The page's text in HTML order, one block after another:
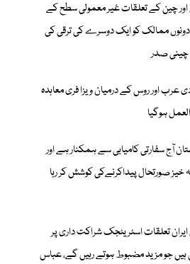
چین کے تعلقات غیر معمولی سطح کے
دونوں ممالک کو ایک دوسرے کی ترقی کی
چینی صدر
عرب اور روس کے درمیان ویزا فری معاہدہ
ہوگیا
آج سفارتی کامیابی سے ہمکنار ہے اور
خیز صورتحال پیداکرنےکی کوشش کر رہا
تعلقات اسٹریٹجک شراکت داری پر
ہیں جو مزید مضبوط ہوتے رہیں گے، عباس